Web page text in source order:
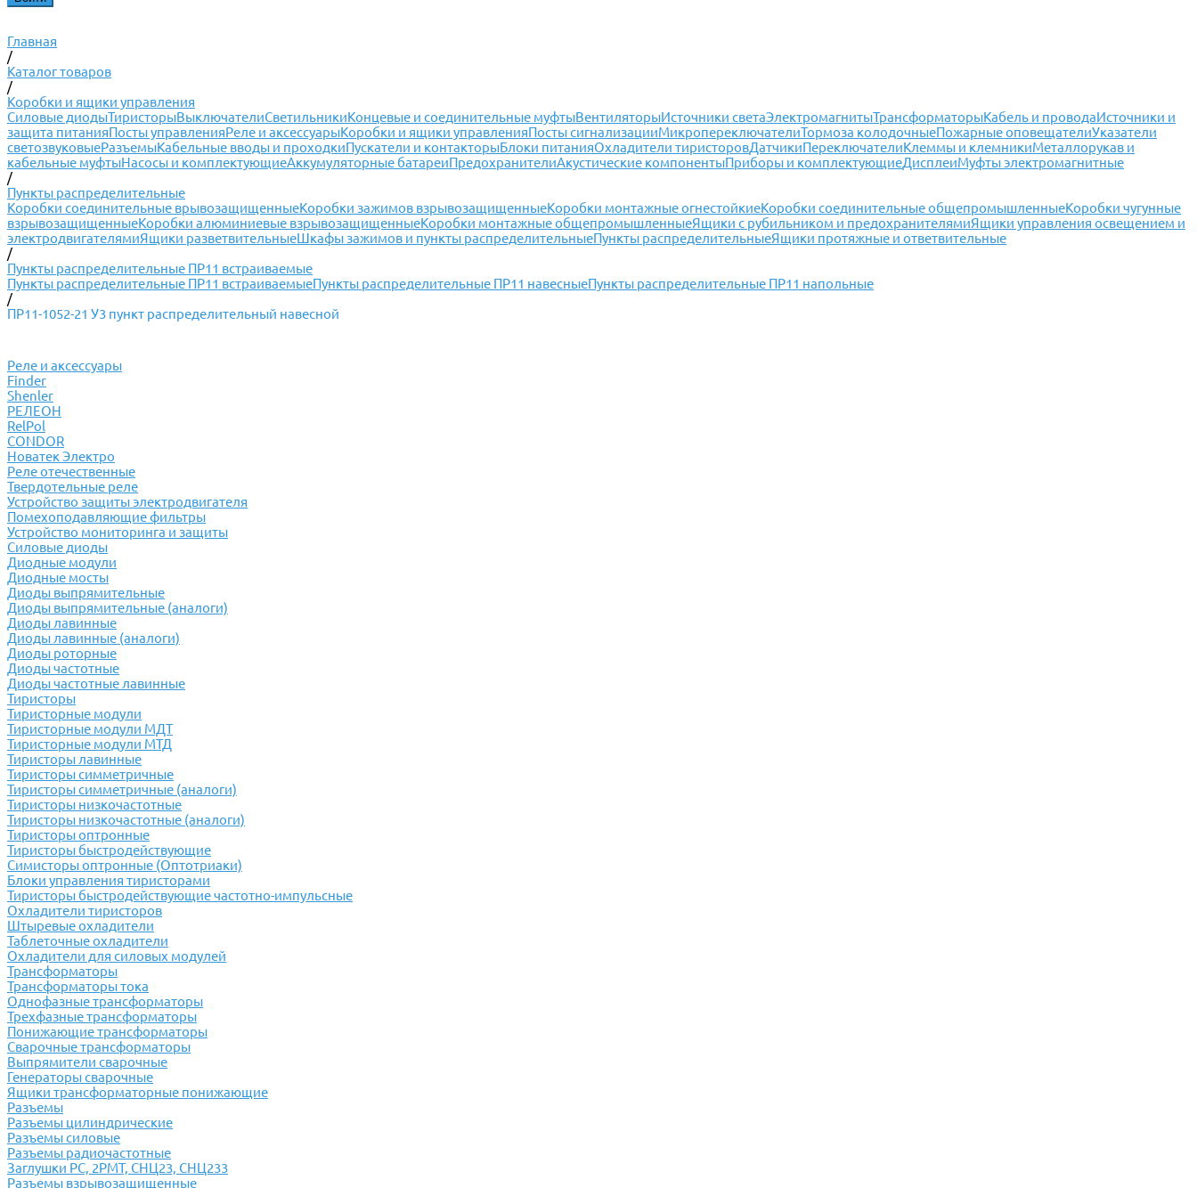
Главная
/
Каталог товаров
/
Коробки и ящики управления
Силовые диодыТиристорыВыключателиСветильникиКонцевые и соединительные муфтыВентиляторыИсточники светаЭлектромагнитыТрансформаторыКабель и проводаИсточники и
защита питанияПосты управленияРеле и аксессуарыКоробки и ящики управленияПосты сигнализацииМикропереключателиТормоза колодочныеПожарные оповещателиУказатели
светозвуковыеРазъемыКабельные вводы и проходкиПускатели и контакторыБлоки питанияОхладители тиристоровДатчикиПереключателиКлеммы и клемникиМеталлорукав и
кабельные муфтыНасосы и комплектующиеАккумуляторные батареиПредохранителиАкустические компонентыПриборы и комплектующиеДисплеиМуфты электромагнитные
/
Пункты распределительные
Коробки соединительные врывозащищенныеКоробки зажимов взрывозащищенныеКоробки монтажные огнестойкиеКоробки соединительные общепромышленныеКоробки чугунные
взрывозащищенныеКоробки алюминиевые взрывозащищенныеКоробки монтажные общепромышленныеЯщики с рубильником и предохранителямиЯщики управления освещением и
электродвигателямиЯщики разветвительныеШкафы зажимов и пункты распределительныеПункты распределительныеЯщики протяжные и ответвительные
/
Пункты распределительные ПР11 встраиваемые
Пункты распределительные ПР11 встраиваемыеПункты распределительные ПР11 навесныеПункты распределительные ПР11 напольные
/
ПР11-1052-21 У3 пункт распределительный навесной
Реле и аксессуары
Finder
Shenler
РЕЛЕОН
RelPol
CONDOR
Новатек Электро
Реле отечественные
Твердотельные реле
Устройство защиты электродвигателя
Помехоподавляющие фильтры
Устройство мониторинга и защиты
Силовые диоды
Диодные модули
Диодные мосты
Диоды выпрямительные
Диоды выпрямительные (аналоги)
Диоды лавинные
Диоды лавинные (аналоги)
Диоды роторные
Диоды частотные
Диоды частотные лавинные
Тиристоры
Тиристорные модули
Тиристорные модули МДТ
Тиристорные модули МТД
Тиристоры лавинные
Тиристоры симметричные
Тиристоры симметричные (аналоги)
Тиристоры низкочастотные
Тиристоры низкочастотные (аналоги)
Тиристоры оптронные
Тиристоры быстродействующие
Симисторы оптронные (Оптотриаки)
Блоки управления тиристорами
Тиристоры быстродействующие частотно-импульсные
Охладители тиристоров
Штыревые охладители
Таблеточные охладители
Охладители для силовых модулей
Трансформаторы
Трансформаторы тока
Однофазные трансформаторы
Трехфазные трансформаторы
Понижающие трансформаторы
Сварочные трансформаторы
Выпрямители сварочные
Генераторы сварочные
Ящики трансформаторные понижающие
Разъемы
Разъемы цилиндрические
Разъемы силовые
Разъемы радиочастотные
Заглушки РС, 2РМТ, СНЦ23, СНЦ233
Разъемы взрывозащищенные